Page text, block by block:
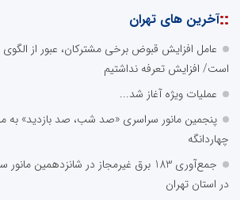
::آخرین های تهران
عامل افزایش قبوض برخی مشترکان، عبور از
است/ افزایش تعرفه نداشتیم
عملیات ویژه آغاز شد...
پنجمین مانور سراسری «صد شب، صد بازدید» به
چهاردانگه
جمع‌آوری 183 برق غیرمجاز در شانزدهمین
در استان تهران